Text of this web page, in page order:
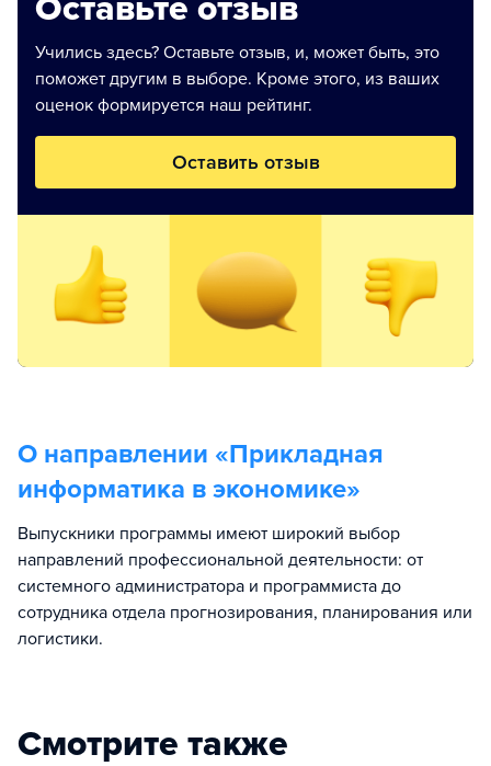
Оставьте отзыв
Учились здесь? Оставьте отзыв, и, может быть, это
поможет другим в выборе. Кроме этого, из ваших
оценок формируется наш рейтинг.
Оставить отзыв
О направлении «Прикладная
информатика в экономике»
Выпускники программы имеют широкий выбор
направлений профессиональной деятельности: от
системного администратора и программиста до
сотрудника отдела прогнозирования, планирования или
логистики.
Смотрите также